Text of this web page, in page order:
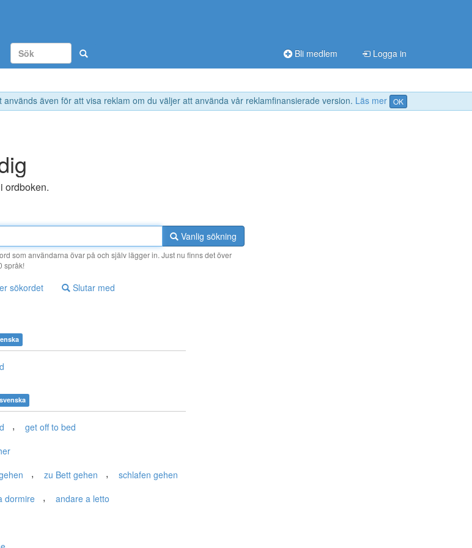
även för att visa reklam om du väljer att använda vår reklamfinansierade version. Läs mer OK
Bli medlem Logga in
i ordboken.
Vanlig sökning
som användarna övar på och själv lägger in. Just nu finns det över
språk!
sökordet Slutar med
svenska
, get off to bed
, zu Bett gehen , schlafen gehen
dormire , andare a letto